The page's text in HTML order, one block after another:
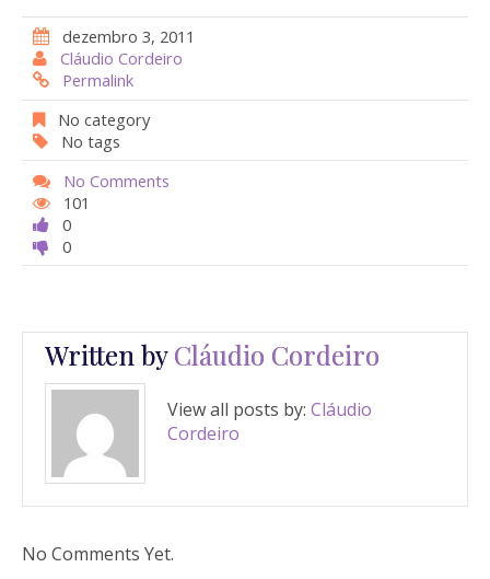
e
b
o
o
k
at
s
A
p
p
itt
er
er
st
dezembro 3, 2011
Cláudio Cordeiro
Permalink
No category
No tags
No Comments
101
0
0
Written byCláudio Cordeiro
View all posts by: Cláudio
Cordeiro
No Comments Yet.